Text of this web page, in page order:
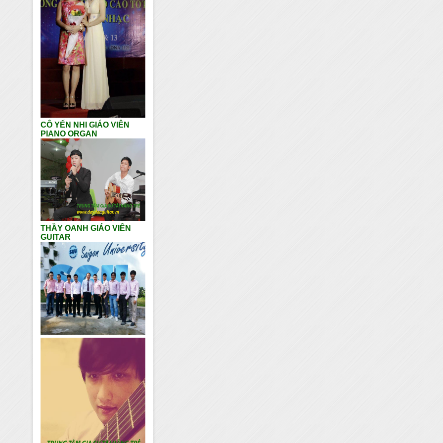
CÔ YẾN NHI GIÁO VIÊN
PIANO ORGAN
THẦY OANH GIÁO VIÊN
GUITAR